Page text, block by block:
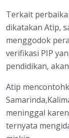
Terkait
dikatakan Atip,
menggodok
verifikasi PIP
pendidikan,
Atip
meninggal
ternyata